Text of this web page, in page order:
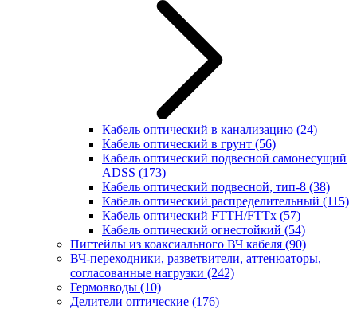
Кабель оптический в канализацию (24)
Кабель оптический в грунт (56)
Кабель оптический подвесной самонесущий
ADSS (173)
Кабель оптический подвесной, тип-8 (38)
Кабель оптический распределительный (115)
Кабель оптический FTTH/FTTx (57)
Кабель оптический огнестойкий (54)
Пигтейлы из коаксиального ВЧ кабеля (90)
ВЧ-переходники, разветвители, аттенюаторы,
согласованные нагрузки (242)
Гермовводы (10)
Делители оптические (176)